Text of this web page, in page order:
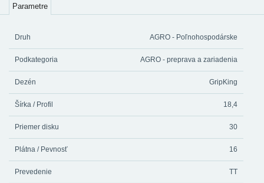
Parametre
Druh AGRO - Poľnohospodárske
Podkategoria AGRO - preprava a zariadenia
Dezén GripKing
Šírka / Profil 18,4
Priemer disku 30
Plátna / Pevnosť 16
Prevedenie TT